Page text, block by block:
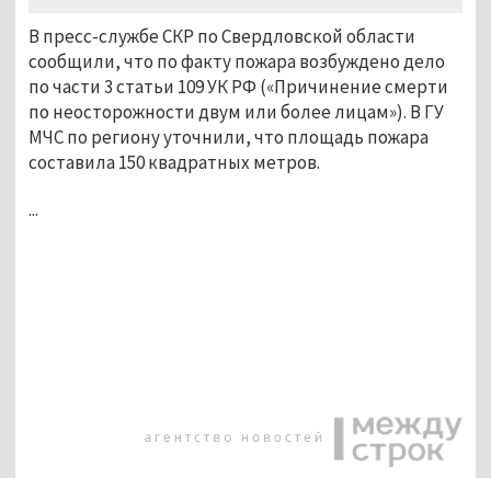
В пресс-службе СКР по Свердловской области
сообщили, что по факту пожара возбуждено дело
по части 3 статьи 109 УК РФ («Причинение смерти
по неосторожности двум или более лицам»). В ГУ
МЧС по региону уточнили, что площадь пожара
составила 150 квадратных метров.
...